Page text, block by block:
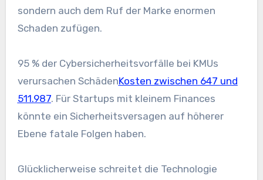
sondern auch dem Ruf der Marke enormen
Schaden zufügen.
95 % der Cybersicherheitsvorfälle bei KMUs
verursachen SchädenKosten zwischen 647 und
511.987. Für Startups mit kleinem Finances
könnte ein Sicherheitsversagen auf höherer
Ebene fatale Folgen haben.
Glücklicherweise schreitet die Technologie